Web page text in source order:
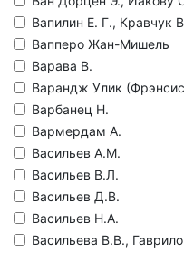
Вапилин Е. Г., Кравчук
Вапперо Жан-Мишель
Варава В.
Варандж Улик
Варбанец Н.
Вармердам А.
Васильев А.М.
Васильев В.Л.
Васильев Д.В.
Васильев Н.А.
Васильева В.В.,